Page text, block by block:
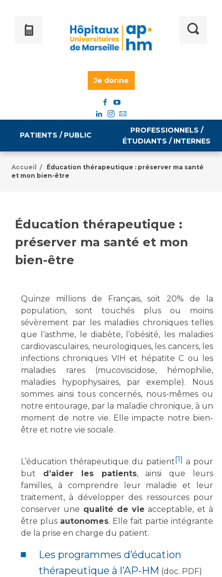
Je donne
PATIENTS / PUBLIC
Tarifs
Vous accompagnez, vous rendez visite à un patient
Vous allez être hospitalisé(e)
Vous avez un examen d'imagerie ou de radiologie
Vous venez en consultation
myaphm, votre espace santé en ligne
Infos COVID-19
Vivre ensemble à l'hôpital
Culture à l'hôpital
Laïcité et cultes
Les associations
Livret d'accueil
Transports sanitaires
Vos droits, vos devoirs
Handicap
Handi 13
Pôle Médecine Physique et Réadaptation
Accueil sourds et malentendants
PROFESSIONNELS /
ÉTUDIANTS / INTERNES
Emploi / formation
Emplois paramédicaux
Emplois administratifs
Étudiants hospitaliers
Emplois techniques et médico-techniques
Emplois divers
Emplois socio-éducatifs
Statuts
Stages paramédicaux
Chercheurs
La recherche clinique à l'AP-HM
Écoles et Instituts de Formation
Plateforme des internes
Professionnels de santé
Accueil /
Éducation thérapeutique : préserver ma santé
et mon bien-être
Éducation thérapeutique :
préserver ma santé et mon
bien-être
Quinze millions de Français, soit 20% de la
population, sont touchés plus ou moins
sévèrement par les maladies chroniques telles
que l’asthme, le diabète, l’obésité, les maladies
cardiovasculaires, neurologiques, les cancers, les
infections chroniques VIH et hépatite C ou les
maladies rares (mucoviscidose, hémophilie,
maladies hypophysaires, par exemple). Nous
sommes ainsi tous concernés, nous-mêmes ou
notre entourage, par la maladie chronique, à un
moment de notre vie. Elle impacte notre bien-
être et notre vie sociale.
L’éducation thérapeutique du patient[1] a pour
but d’aider les patients, ainsi que leurs
familles, à comprendre leur maladie et leur
traitement, à développer des ressources pour
conserver une qualité de vie acceptable, et à
être plus autonomes. Elle fait partie intégrante
de la prise en charge du patient.
Les programmes d’éducation
thérapeutique à l’AP-HM (doc. PDF)